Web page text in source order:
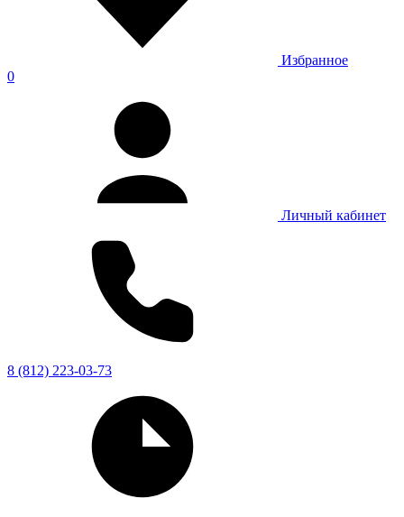
Избранное
0
Личный кабинет
8 (812) 223-03-73